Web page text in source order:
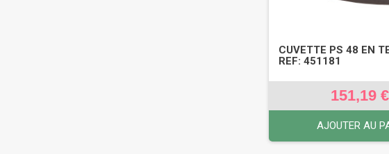
CUVETTE PS 48 EN
REF: 451181
151,19 €
AJOUTER AU